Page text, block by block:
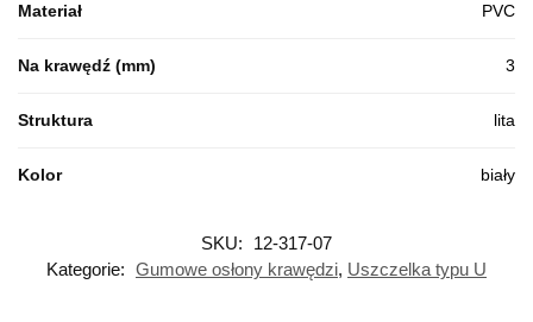
Materiał PVC
Na krawędź (mm) 3
Struktura lita
Kolor biały
SKU:
12-317-07
Kategorie: Gumowe osłony krawędzi, Uszczelka typu U